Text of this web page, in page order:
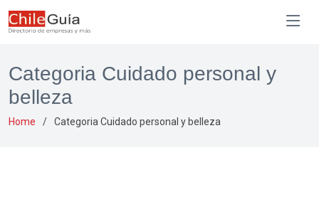
Categoria Cuidado personal y
belleza
Home Categoria Cuidado personal y belleza